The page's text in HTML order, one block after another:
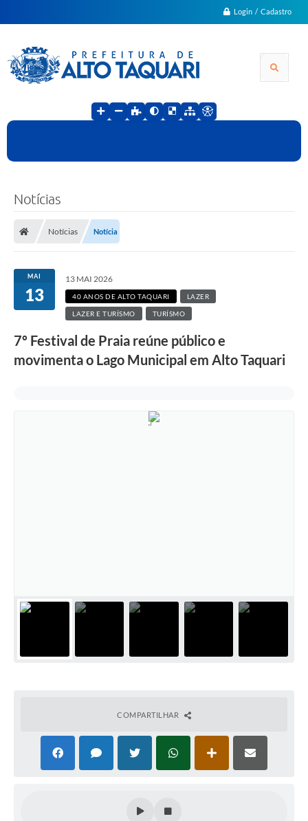
Login / Cadastro
Notícias
Notícias Notícia
MAI
13
13 MAI 2026
40 ANOS DE ALTO TAQUARI LAZER
LAZER E TURÍSMO TURÍSMO
7º Festival de Praia reúne público e
movimenta o Lago Municipal em Alto Taquari
COMPARTILHAR